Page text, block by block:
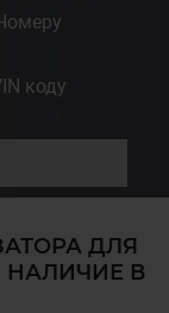
коду
ДЛЯ
НАЛИЧИЕ В